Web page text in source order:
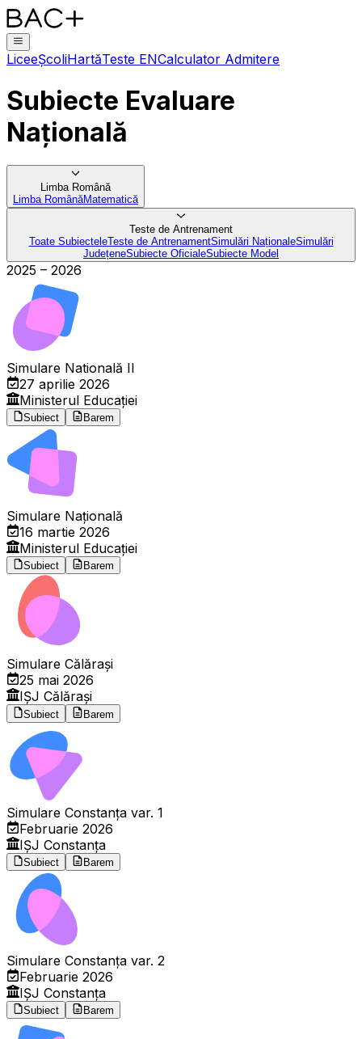
LiceeȘcoliHartăTeste ENCalculator Admitere
Subiecte Evaluare
Națională
Limba Română
Limba RomânăMatematică
Teste de Antrenament
Toate SubiecteleTeste de AntrenamentSimulări NaționaleSimulări
JudețeneSubiecte OficialeSubiecte Model
2025 – 2026
Simulare Natională II
27 aprilie 2026
Ministerul Educației
Subiect Barem
Simulare Națională
16 martie 2026
Ministerul Educației
Subiect Barem
Simulare Călărași
25 mai 2026
IȘJ Călărași
Subiect Barem
Simulare Constanța var. 1
Februarie 2026
IȘJ Constanța
Subiect Barem
Simulare Constanța var. 2
Februarie 2026
IȘJ Constanța
Subiect Barem